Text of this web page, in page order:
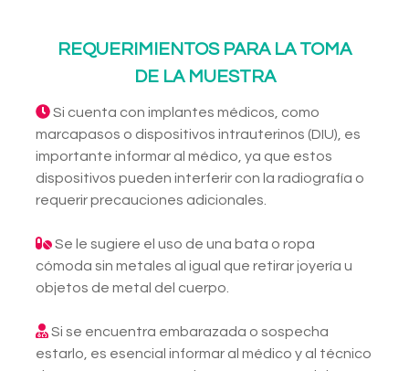
REQUERIMIENTOS PARA LA TOMA
DE LA MUESTRA
Si cuenta con implantes médicos, como
marcapasos o dispositivos intrauterinos (DIU), es
importante informar al médico, ya que estos
dispositivos pueden interferir con la radiografía o
requerir precauciones adicionales.
Se le sugiere el uso de una bata o ropa
cómoda sin metales al igual que retirar joyería u
objetos de metal del cuerpo.
Si se encuentra embarazada o sospecha
estarlo, es esencial informar al médico y al técnico